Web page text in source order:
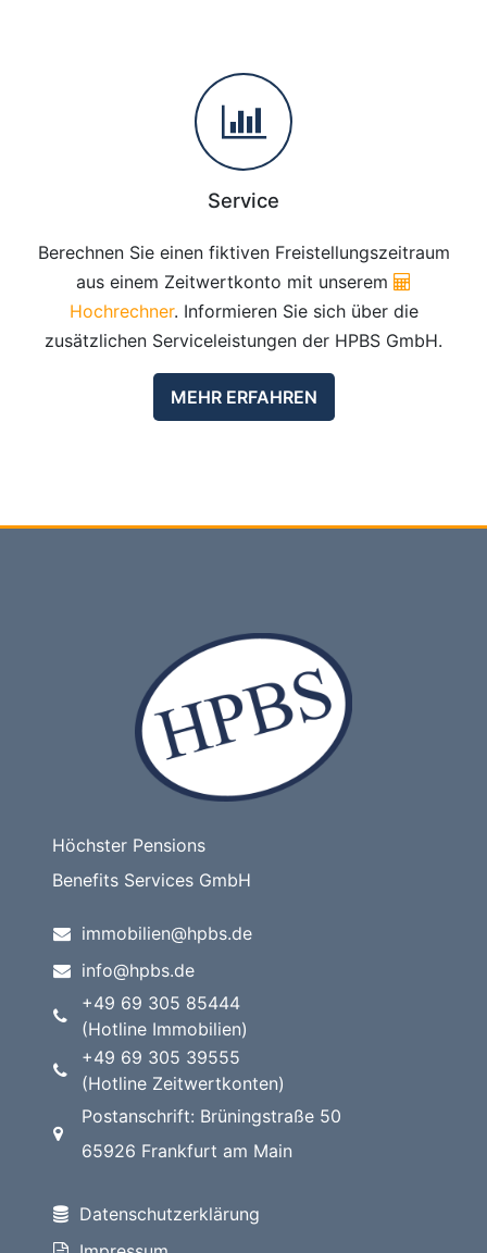
Service
Berechnen Sie einen fiktiven Freistellungszeitraum
aus einem Zeitwertkonto mit unserem
Hochrechner. Informieren Sie sich über die
zusätzlichen Serviceleistungen der HPBS GmbH.
MEHR ERFAHREN
Höchster Pensions
Benefits Services GmbH
immobilien@hpbs.de
info@hpbs.de
+49 69 305 85444
(Hotline Immobilien)
+49 69 305 39555
(Hotline Zeitwertkonten)
Postanschrift: Brüningstraße 50
65926 Frankfurt am Main
Datenschutzerklärung